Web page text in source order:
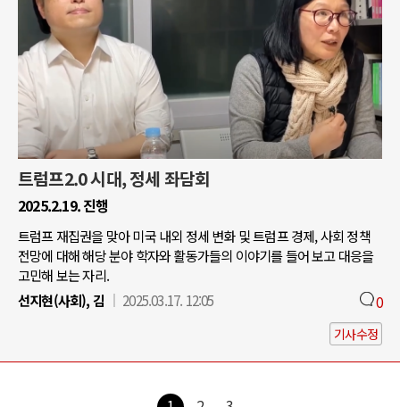
트럼프2.0 시대, 정세 좌담회
2025.2.19. 진행
트럼프 재집권을 맞아 미국 내외 정세 변화 및 트럼프 경제, 사회 정책
전망에 대해 해당 분야 학자와 활동가들의 이야기를 들어 보고 대응을
고민해 보는 자리.
선지현(사회), 김
2025.03.17. 12:05 0
기사수정